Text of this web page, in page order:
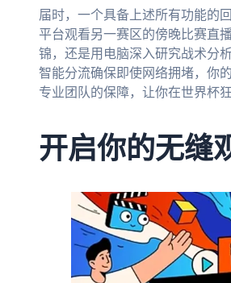
届时，一个具备上述所有功能的
平台观看另一赛区的傍晚比赛直
锦，还是用电脑深入研究战术分
智能分流确保即使网络拥堵，你
专业团队的保障，让你在世界杯
开启你的无缝